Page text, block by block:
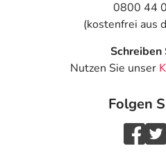
0800 44
(kostenfrei aus
Schreiben
Nutzen Sie unser
Folgen